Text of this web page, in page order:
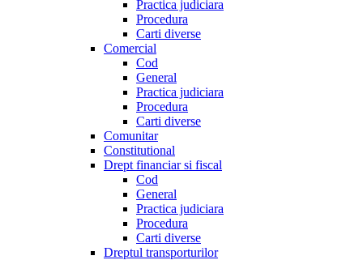
Practica judiciara
Procedura
Carti diverse
Comercial
Cod
General
Practica judiciara
Procedura
Carti diverse
Comunitar
Constitutional
Drept financiar si fiscal
Cod
General
Practica judiciara
Procedura
Carti diverse
Dreptul transporturilor